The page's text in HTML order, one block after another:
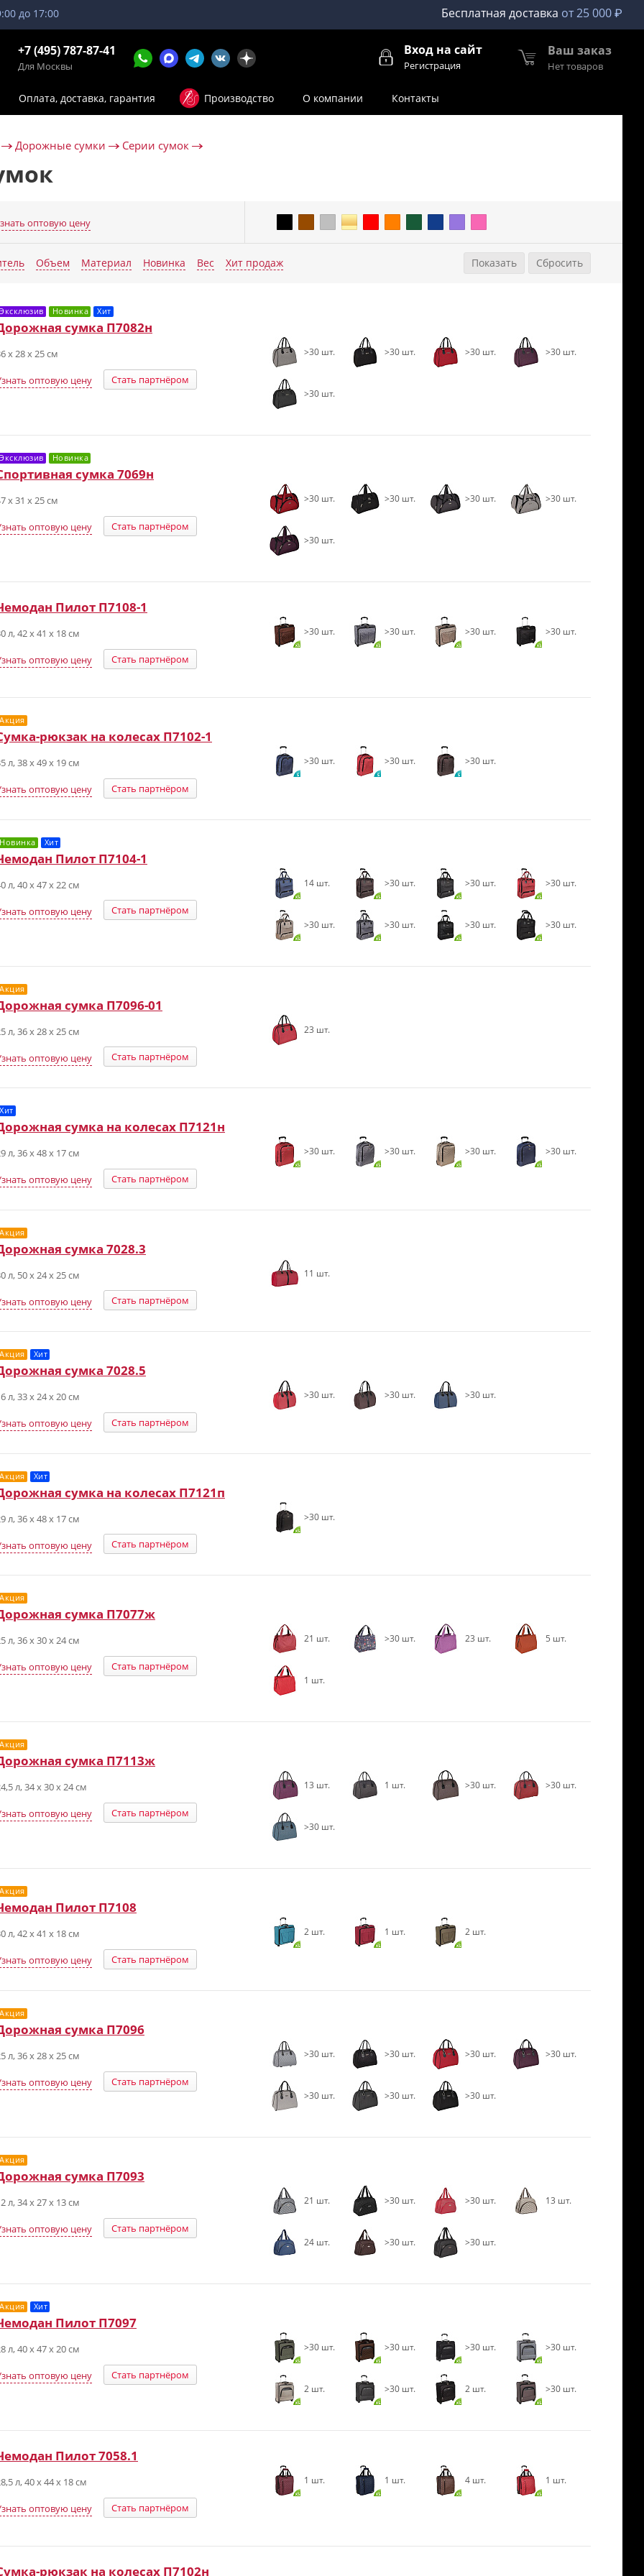
до 17:00 Бесплатная доставка от 25 000 ₽
+7 (495) 787-87-41
Для Москвы
Вход на сайт
Регистрация
Ваш заказ
Нет товаров
Оплата, доставка, гарантия Производство О компании Контакты
Дорожные сумки Серии сумок
оптовую цену
Сбросить
Объем Материал Новинка Вес Хит продаж
Эксклюзив Новинка Хит
сумка П7082н
х 28 х 25 см
оптовую цену Стать партнёром
>30 шт. >30 шт. >30 шт. >30 шт.
>30 шт.
Эксклюзив Новинка
сумка 7069н
х 31 х 25 см
оптовую цену Стать партнёром
>30 шт. >30 шт. >30 шт. >30 шт.
>30 шт.
Пилот П7108-1
л, 42 х 41 х 18 см
оптовую цену Стать партнёром
>30 шт. >30 шт. >30 шт. >30 шт.
Акция
рюкзак на колесах П7102-1
л, 38 х 49 х 19 см
оптовую цену Стать партнёром
>30 шт. >30 шт. >30 шт.
Новинка Хит
Пилот П7104-1
л, 40 x 47 x 22 см
оптовую цену Стать партнёром
14 шт. >30 шт. >30 шт. >30 шт.
>30 шт. >30 шт. >30 шт. >30 шт.
Акция
сумка П7096-01
л, 36 x 28 x 25 см
оптовую цену Стать партнёром
23 шт.
Хит
сумка на колесах П7121н
л, 36 х 48 х 17 см
оптовую цену Стать партнёром
>30 шт. >30 шт. >30 шт. >30 шт.
Акция
сумка 7028.3
л, 50 х 24 х 25 см
оптовую цену Стать партнёром
11 шт.
Акция Хит
сумка 7028.5
л, 33 х 24 х 20 см
оптовую цену Стать партнёром
>30 шт. >30 шт. >30 шт.
Акция Хит
сумка на колесах П7121п
л, 36 х 48 х 17 см
оптовую цену Стать партнёром
>30 шт.
Акция
сумка П7077ж
л, 36 х 30 х 24 см
оптовую цену Стать партнёром
21 шт. >30 шт. 23 шт. 5 шт.
1 шт.
Акция
сумка П7113ж
л, 34 х 30 х 24 см
оптовую цену Стать партнёром
13 шт. 1 шт. >30 шт. >30 шт.
>30 шт.
Акция
Пилот П7108
л, 42 х 41 х 18 см
оптовую цену Стать партнёром
2 шт. 1 шт. 2 шт.
Акция
сумка П7096
л, 36 x 28 x 25 см
оптовую цену Стать партнёром
>30 шт. >30 шт. >30 шт. >30 шт.
>30 шт. >30 шт. >30 шт.
Акция
сумка П7093
л, 34 x 27 x 13 см
оптовую цену Стать партнёром
21 шт. >30 шт. >30 шт. 13 шт.
24 шт. >30 шт. >30 шт.
Акция Хит
Пилот П7097
л, 40 x 47 x 20 см
оптовую цену Стать партнёром
>30 шт. >30 шт. >30 шт. >30 шт.
2 шт. >30 шт. 2 шт. >30 шт.
Пилот 7058.1
л, 40 х 44 х 18 см
оптовую цену Стать партнёром
1 шт. 1 шт. 4 шт. 1 шт.
рюкзак на колесах П7102н